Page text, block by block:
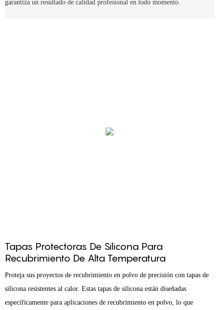
garantiza un resultado de calidad profesional en todo momento.
Tapas Protectoras De Silicona Para
Recubrimiento De Alta Temperatura
Proteja sus proyectos de recubrimiento en polvo de precisión con tapas de
silicona resistentes al calor. Estas tapas de silicona están diseñadas
específicamente para aplicaciones de recubrimiento en polvo, lo que